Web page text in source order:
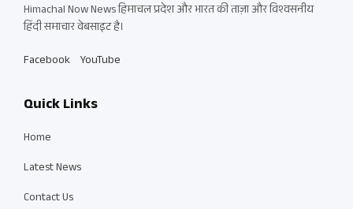
Himachal Now News हिमाचल प्रदेश और भारत की ताज़ा और विश्वसनीय
हिंदी समाचार वेबसाइट है।
Facebook YouTube
Quick Links
Home
Latest News
Contact Us